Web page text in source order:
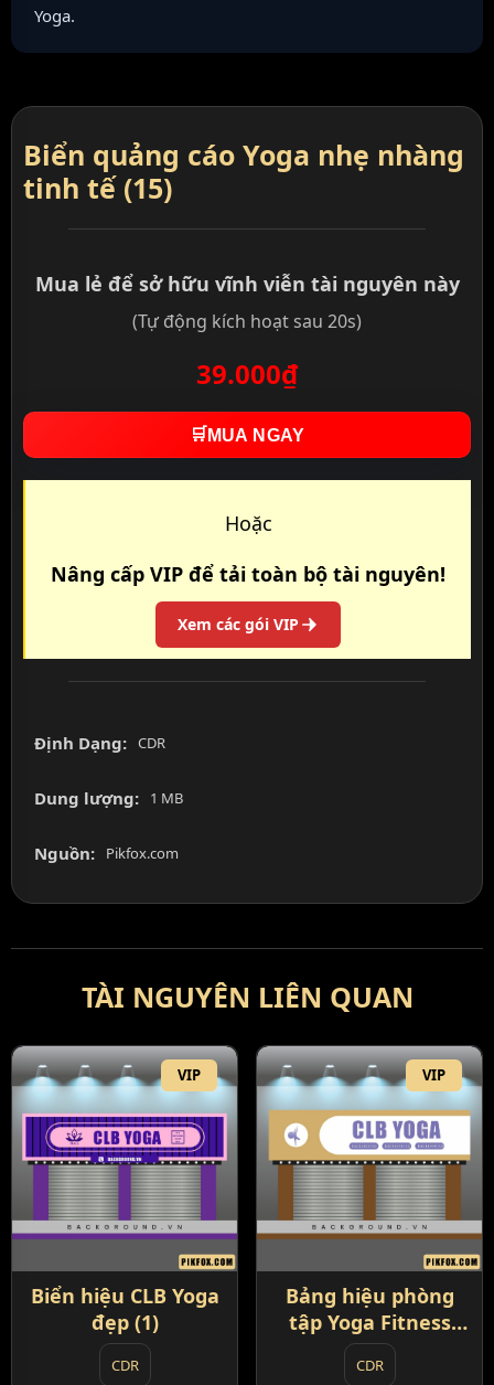
Yoga.
Biển quảng cáo Yoga nhẹ nhàng
tinh tế (15)
Mua lẻ để sở hữu vĩnh viễn tài nguyên này
(Tự động kích hoạt sau 20s)
39.000₫
🛒 MUA NGAY
Hoặc
Nâng cấp VIP để tải toàn bộ tài nguyên!
Xem các gói VIP
Định Dạng: CDR
Dung lượng: 1 MB
Nguồn: Pikfox.com
TÀI NGUYÊN LIÊN QUAN
VIP
Biển hiệu CLB Yoga
đẹp (1)
CDR
VIP
Bảng hiệu phòng
tập Yoga Fitness
đơn giản (3)
CDR